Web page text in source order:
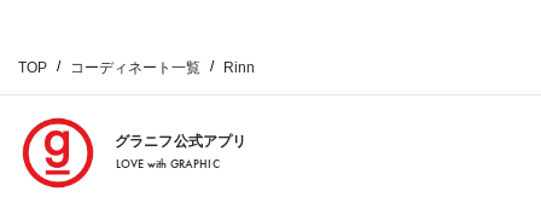
TOP コーディネート一覧 Rinn
グラニフ公式アプリ
LOVE with GRAPHIC